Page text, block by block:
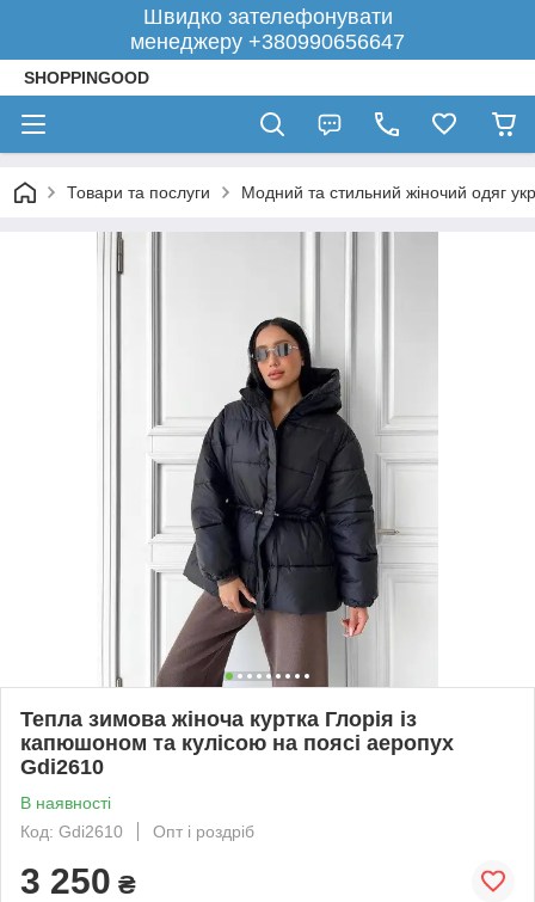
Швидко зателефонувати
менеджеру +380990656647
SHOPPINGOOD
Товари та послуги Модний та стильний жіночий одяг
Тепла зимова жіноча куртка Глорія із
капюшоном та кулісою на поясі аеропух
Gdi2610
В наявності
Код: Gdi2610
Опт і роздріб
3 250 ₴